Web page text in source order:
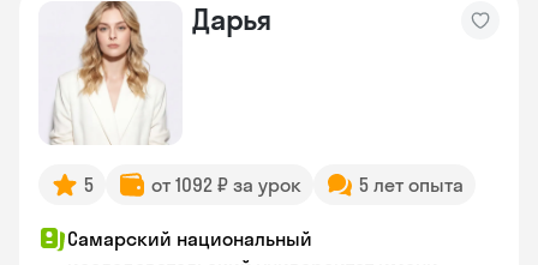
Дарья
5 от 1092 ₽ за урок 5 лет опыта
Самарский национальный